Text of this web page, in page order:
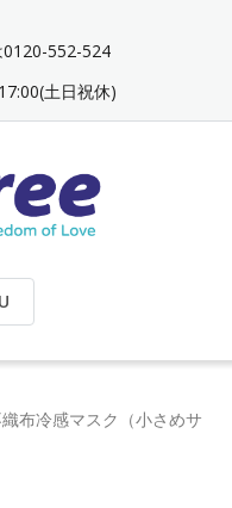
0120-552-524
土日祝休)
布冷感マスク（小さめサ